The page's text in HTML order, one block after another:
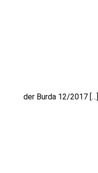
der Burda 12/2017 […]